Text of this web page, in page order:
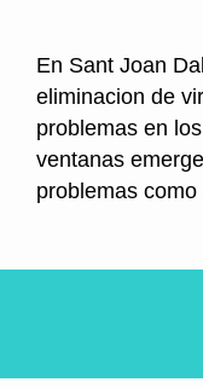
En Sant Joan
eliminacion de
problemas en
ventanas
problemas